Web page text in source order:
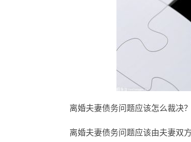
离婚夫妻债务问题应该怎么裁决？
离婚夫妻债务问题应该由夫妻双